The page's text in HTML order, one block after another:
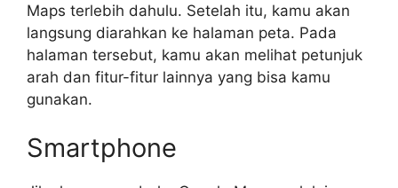
Maps terlebih dahulu. Setelah itu, kamu akan
langsung diarahkan ke halaman peta. Pada
halaman tersebut, kamu akan melihat petunjuk
arah dan fitur-fitur lainnya yang bisa kamu
gunakan.
Smartphone